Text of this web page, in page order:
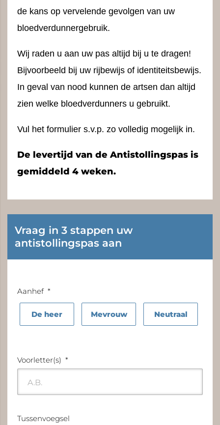
de kans op vervelende gevolgen van uw
bloedverdunnergebruik.
Wij raden u aan uw pas altijd bij u te dragen!
Bijvoorbeeld bij uw rijbewijs of identiteitsbewijs.
In geval van nood kunnen de artsen dan altijd
zien welke bloedverdunners u gebruikt.
Vul het formulier s.v.p. zo volledig mogelijk in.
De levertijd van de Antistollingspas is
gemiddeld 4 weken.
Vraag in 3 stappen uw
antistollingspas aan
Aanhef *
De heer Mevrouw Neutraal
Voorletter(s) *
Tussenvoegsel